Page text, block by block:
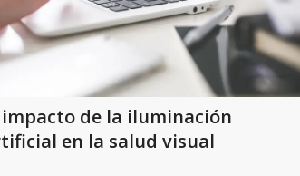
impacto de la iluminación
en la salud visual